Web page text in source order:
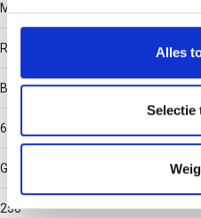
personaliseren, om functies
en om ons websiteverkeer
partners voor social media,
partners kunnen deze
informatie die u aan ze heeft
verzameld op basis van uw
Alles
Selectie
Materiaal
Roestvaststaal (RVS)
Binnenstraal
60
Geschikt voor kabelgootbreedte
250